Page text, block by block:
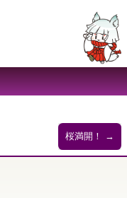
桜満開！ →